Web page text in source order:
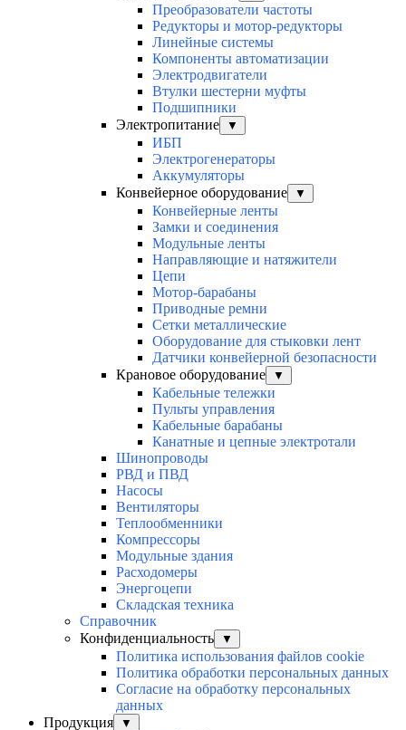
Преобразователи частоты
Редукторы и мотор-редукторы
Линейные системы
Компоненты автоматизации
Электродвигатели
Втулки шестерни муфты
Подшипники
Электропитание
▼
ИБП
Электрогенераторы
Аккумуляторы
Конвейерное оборудование
▼
Конвейерные ленты
Замки и соединения
Модульные ленты
Направляющие и натяжители
Цепи
Мотор-барабаны
Приводные ремни
Сетки металлические
Оборудование для стыковки лент
Датчики конвейерной безопасности
Крановое оборудование
▼
Кабельные тележки
Пульты управления
Кабельные барабаны
Канатные и цепные электротали
Шинопроводы
РВД и ПВД
Насосы
Вентиляторы
Теплообменники
Компрессоры
Модульные здания
Расходомеры
Энергоцепи
Складская техника
Справочник
Конфиденциальность
▼
Политика использования файлов cookie
Политика обработки персональных данных
Согласие на обработку персональных
данных
Продукция
▼